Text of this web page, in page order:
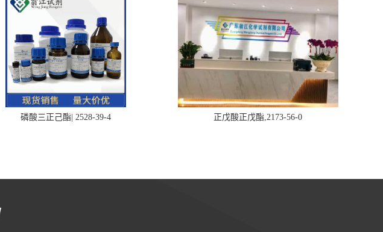
磷酸三正己酯| 2528-39-4 正戊酸正戊酯,2173-56-0